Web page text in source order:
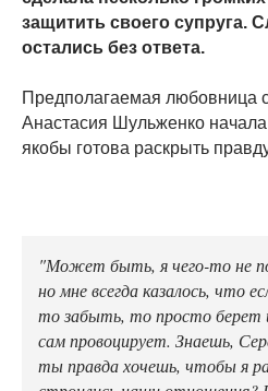
защитить своего супруга.
остались без ответа.
Предполагаемая любовница
Анастасия Шульженко начала
якобы готова раскрыть
"Может быть, я чего-то не
но мне всегда казалось, что
то забыть, то просто берет
сам провоцирует. Знаешь,
ты правда хочешь, чтобы я